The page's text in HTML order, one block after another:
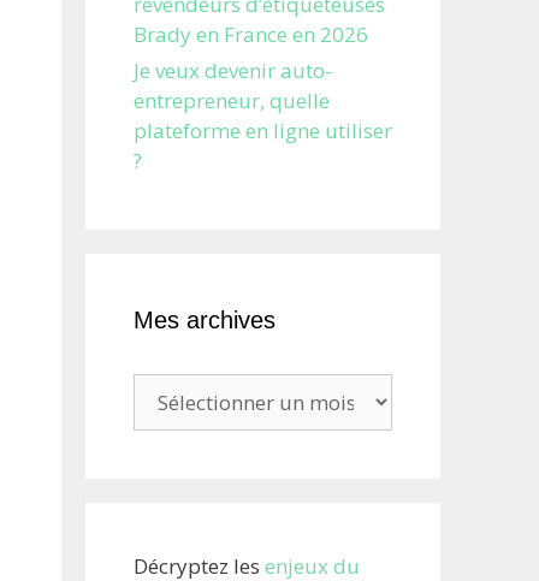
Brady en France en 2026
Je veux devenir auto-
entrepreneur, quelle
plateforme en ligne utiliser
?
Mes archives
archives
Décryptez les enjeux du